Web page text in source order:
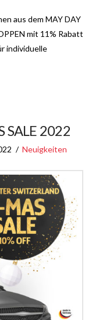
aus dem MAY DAY
mit 11% Rabatt
individuelle
SALE 2022
Neuigkeiten